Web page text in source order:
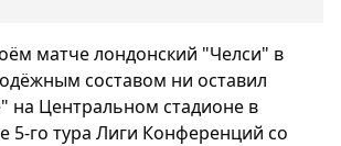
матче лондонский "Челси" в
составом ни оставил
на Центральном стадионе в
5-го тура Лиги Конференций со